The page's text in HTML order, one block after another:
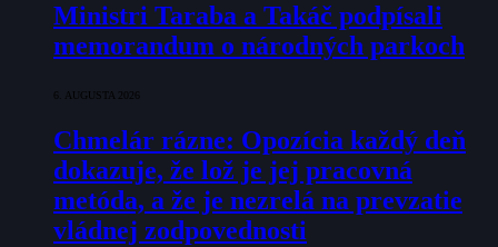
Ministri Taraba a Takáč podpísali
memorandum o národných parkoch
6. AUGUSTA 2026
Chmelár rázne: Opozícia každý deň
dokazuje, že lož je jej pracovná
metóda, a že je nezrelá na prevzatie
vládnej zodpovednosti